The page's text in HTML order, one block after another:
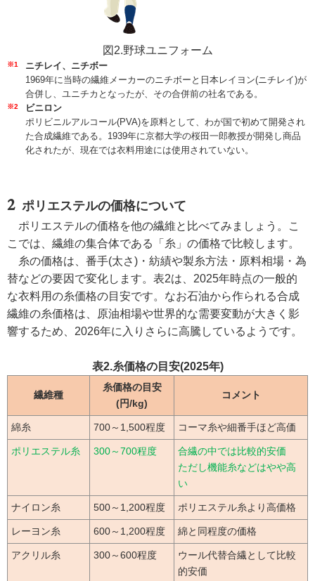
図2.野球ユニフォーム
※1 ニチレイ、ニチボー
1969年に当時の繊維メーカーのニチボーと日本レイヨン(ニチレイ)が
合併し、ユニチカとなったが、その合併前の社名である。
※2
ビニロン
ポリビニルアルコール(PVA)を原料として、わが国で初めて開発され
た合成繊維である。1939年に京都大学の桜田一郎教授が開発し商品
化されたが、現在では衣料用途には使用されていない。
ポリエステルの価格について
ポリエステルの価格を他の繊維と比べてみましょう。こ
こでは、繊維の集合体である「糸」の価格で比較します。
糸の価格は、番手(太さ)・紡績や製糸方法・原料相場・為
替などの要因で変化します。表2は、2025年時点の一般的
な衣料用の糸価格の目安です。なお石油から作られる合成
繊維の糸価格は、原油相場や世界的な需要変動が大きく影
響するため、2026年に入りさらに高騰しているようです。
表2.糸価格の目安(2025年)
繊維種
糸価格の目安
(円/kg)
コメント
綿糸 700～1,500程度 コーマ糸や細番手ほど高価
ポリエステル糸 300～700程度
合繊の中では比較的安価
ただし機能糸などはやや高
い
ナイロン糸 500～1,200程度 ポリエステル糸より高価格
レーヨン糸 600～1,200程度 綿と同程度の価格
アクリル糸 300～600程度
ウール代替合繊として比較
的安価